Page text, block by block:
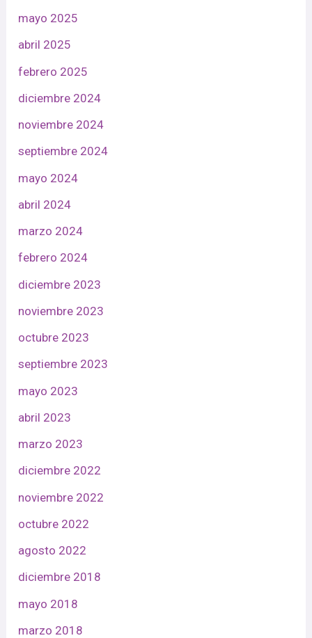
mayo 2025
abril 2025
febrero 2025
diciembre 2024
noviembre 2024
septiembre 2024
mayo 2024
abril 2024
marzo 2024
febrero 2024
diciembre 2023
noviembre 2023
octubre 2023
septiembre 2023
mayo 2023
abril 2023
marzo 2023
diciembre 2022
noviembre 2022
octubre 2022
agosto 2022
diciembre 2018
mayo 2018
marzo 2018